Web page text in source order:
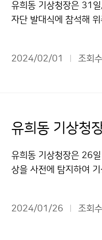
유희동 기상청장은 31
자단 발대식에 참석해
2024/02/01 조회
유희동 기상청장은 26
상을 사전에 탐지하여
2024/01/26 조회